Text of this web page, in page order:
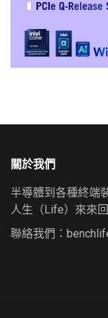
關於我們
半導體到各種終端
人生（Life）來來
聯絡我們：